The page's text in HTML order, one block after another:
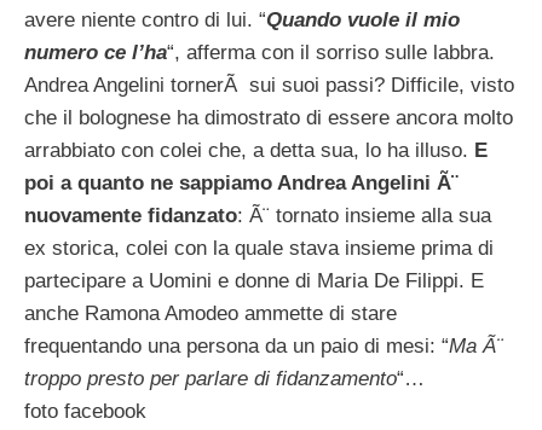
avere niente contro di lui. “Quando vuole il mio
numero ce l’ha“, afferma con il sorriso sulle labbra.
Andrea Angelini tornerÃ sui suoi passi? Difficile, visto
che il bolognese ha dimostrato di essere ancora molto
arrabbiato con colei che, a detta sua, lo ha illuso. E
poi a quanto ne sappiamo Andrea Angelini Ã¨
nuovamente fidanzato: Ã¨ tornato insieme alla sua
ex storica, colei con la quale stava insieme prima di
partecipare a Uomini e donne di Maria De Filippi. E
anche Ramona Amodeo ammette di stare
frequentando una persona da un paio di mesi: “Ma Ã¨
troppo presto per parlare di fidanzamento“…
foto facebook